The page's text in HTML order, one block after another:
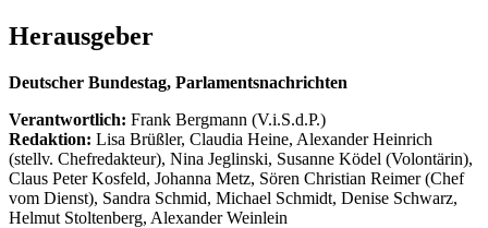
Herausgeber
Deutscher Bundestag, Parlamentsnachrichten
Verantwortlich: Frank Bergmann (V.i.S.d.P.)
Redaktion: Lisa Brüßler, Claudia Heine, Alexander Heinrich
(stellv. Chefredakteur), Nina Jeglinski, Susanne Ködel (Volontärin),
Claus Peter Kosfeld, Johanna Metz, Sören Christian Reimer (Chef
vom Dienst), Sandra Schmid, Michael Schmidt, Denise Schwarz,
Helmut Stoltenberg, Alexander Weinlein